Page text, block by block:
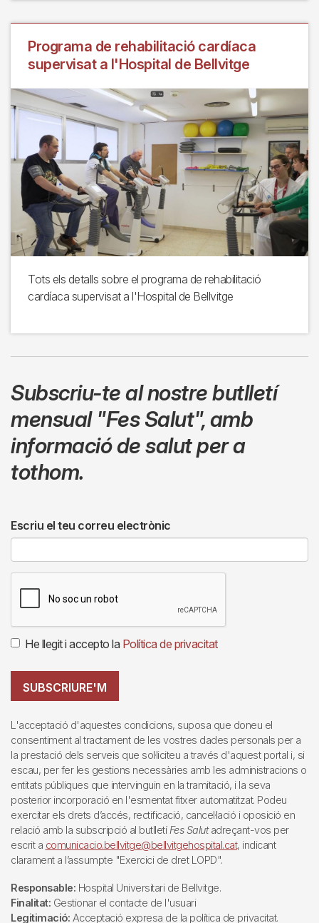
Programa de rehabilitació cardíaca
supervisat a l'Hospital de Bellvitge
Tots els detalls sobre el programa de rehabilitació
cardíaca supervisat a l'Hospital de Bellvitge
Subscriu-te al nostre butlletí
mensual "Fes Salut",amb
informació de salut per a
tothom.
Escriu el teu correu electrònic
He llegit i accepto la Política de privacitat
SUBSCRIURE'M
L'acceptació d'aquestes condicions, suposa que doneu el
consentiment al tractament de les vostres dades personals per a
la prestació dels serveis que sol·liciteu a través d'aquest portal i, si
escau, per fer les gestions necessàries amb les administracions o
entitats públiques que intervinguin en la tramitació, i la seva
posterior incorporació en l'esmentat fitxer automatitzat. Podeu
exercitar els drets d’accés, rectificació, cancel·lació i oposició en
relació amb la subscripció al butlletí Fes Salutadreçant-vos per
escrit a comunicacio.bellvitge@bellvitgehospital.cat, indicant
clarament a l’assumpte "Exercici de dret LOPD".
Responsable: Hospital Universitari de Bellvitge.
Finalitat: Gestionar el contacte de l'usuari
Legitimació: Acceptació expresa de la política de privacitat.